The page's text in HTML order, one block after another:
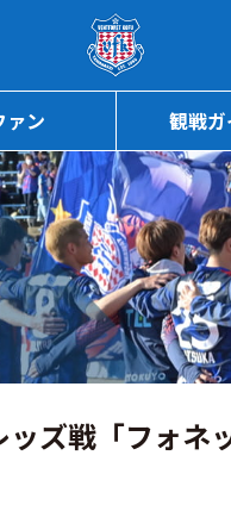
ページの本文へ
ァン 観戦ガ
ズ戦「フォ